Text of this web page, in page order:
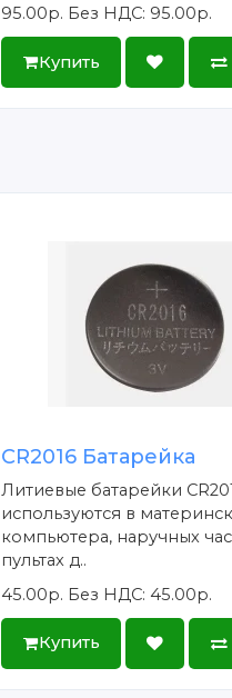
95.00р. Без НДС: 95.00р.
Купить
CR2016 Батарейка
Литиевые батарейки
используются в
компьютера, наручных
пультах д..
45.00р. Без НДС: 45.00р.
Купить